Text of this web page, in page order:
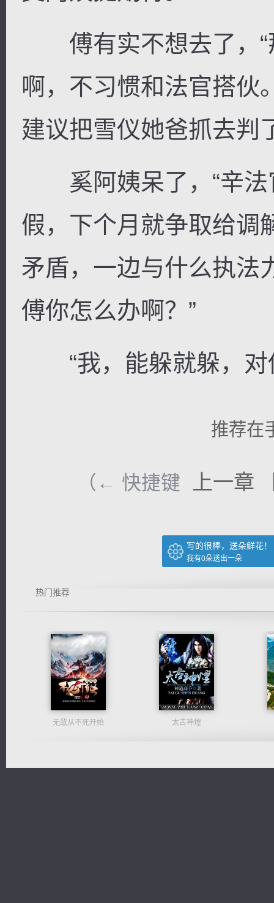
傅有实不想去了，“
啊，不习惯和法官搭伙
建议把雪仪她爸抓去判
奚阿姨呆了，“辛法
假，下个月就争取给调
矛盾，一边与什么执法
傅你怎么办啊？”
“我，能躲就躲，对
推荐在
（← 快捷键 上一章
写的很棒，送朵鲜花！
我有0朵送出一朵
热门推荐
无敌从不死开始 太古神煌